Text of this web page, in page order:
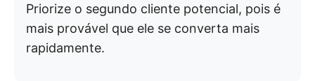
Priorize o segundo cliente potencial, pois é
mais provável que ele se converta mais
rapidamente.